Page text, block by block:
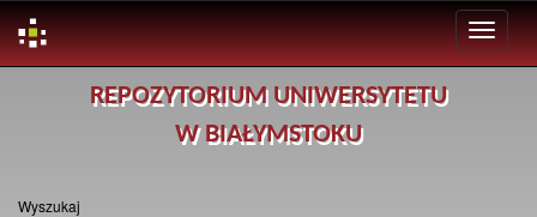
REPOZYTORIUM UNIWERSYTETU
W BIAŁYMSTOKU
Wyszukaj